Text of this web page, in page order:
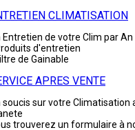
CLIMATISATION
Entretien de votre Clim par An
d'entretien
de Gainable
APRES VENTE
soucis sur votre Climatisation
trouverez un formulaire à